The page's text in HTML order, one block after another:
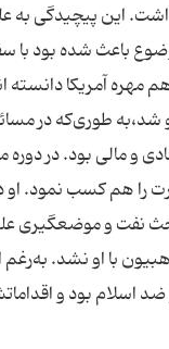
این پیچیدگی به
باعث شده بود با
مهره آمریکا دانسته
طوری‌که در
و مالی بود. در دوره
را هم کسب نمود.
نفت و موضعگیری
با او نشد.
اسلام بود و